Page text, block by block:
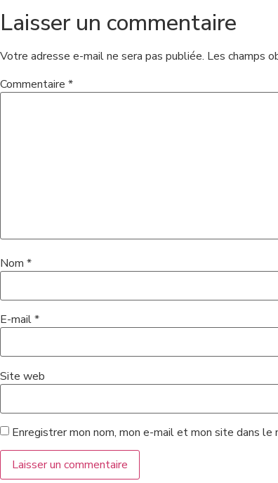
Laisser un commentaire
Votre adresse e-mail ne sera pas publiée. Les champs
Commentaire *
Nom *
E-mail*
Site web
Enregistrer mon nom, mon e-mail et mon site dans le